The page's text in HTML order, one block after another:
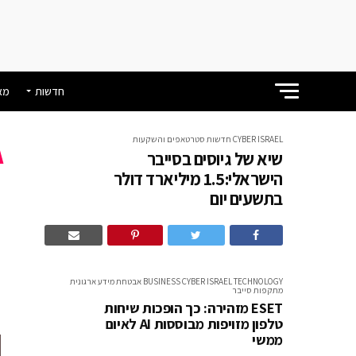
חדשות
CYBER ISRAEL חדשות סטרטאפים והשקעות
שיא של גיוסים בסייבר
הישראלי:1.5 מיליארד דולר
בתשעים יום
BUSINESSCYBER ISRAELTECHNOLOGY אבטחת מידע ארגונית
מתקפות סייבר
ESET מזהירה: כך הופכות שיחות
טלפון מזויפות מבוססות AI לאיום
ממשי